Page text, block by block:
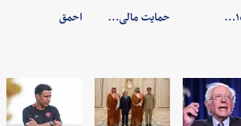
حمایت مالی…
احمق